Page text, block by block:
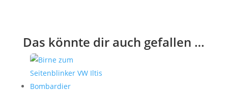
Das könnte dir auch gefallen …